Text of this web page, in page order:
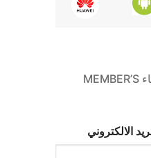
تسجيل دخول أعضاء MEMBER’S
الالكتروني